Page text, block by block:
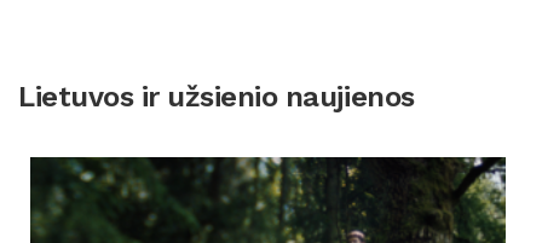
Lietuvos ir užsienio naujienos